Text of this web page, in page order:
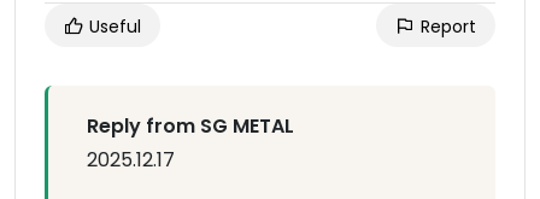
Useful Report
Reply from SG METAL
2025.12.17